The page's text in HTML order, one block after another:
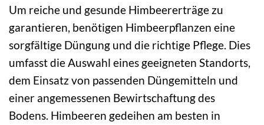
Um reiche und gesunde Himbeererträge zu
garantieren, benötigen Himbeerpflanzen eine
sorgfältige Düngung und die richtige Pflege. Dies
umfasst die Auswahl eines geeigneten Standorts,
dem Einsatz von passenden Düngemitteln und
einer angemessenen Bewirtschaftung des
Bodens. Himbeeren gedeihen am besten in